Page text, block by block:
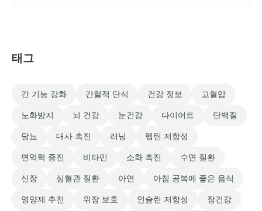
태그
간 기능 강화 간헐적 단식 건강 정보 고혈압
노화방지 뇌 건강 눈건강 다이어트 단백질
당뇨 대사 촉진 러닝 렙틴 저항성
면역력 증진 비타민 소화 촉진 수면 질환
신장 심혈관 질환 아연 아침 공복에 좋은 음식
영양제 추천 위장 보호 인슐린 저항성 장건강